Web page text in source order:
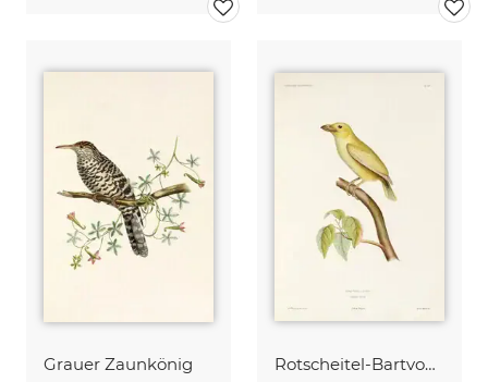
Grauer Zaunkönig Rotscheitel-Bartvogel